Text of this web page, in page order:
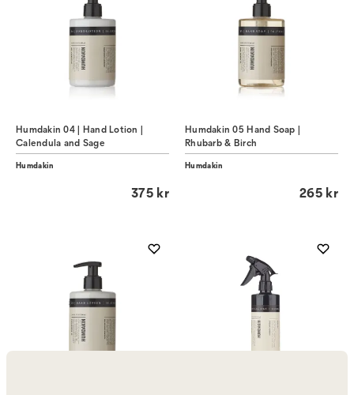
Humdakin 04 | Hand Lotion |
Calendula and Sage
Humdakin
375 kr
Humdakin 05 Hand Soap |
Rhubarb & Birch
Humdakin
265 kr